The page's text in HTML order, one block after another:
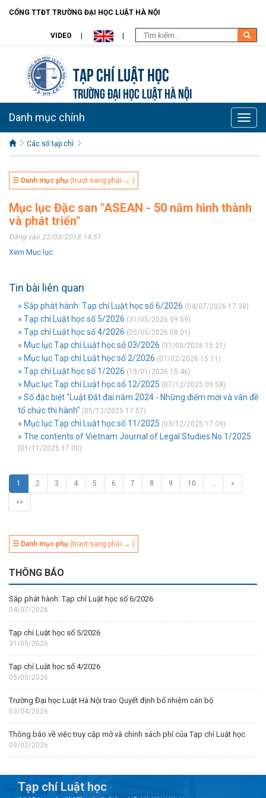
CỔNG TTĐT TRƯỜNG ĐẠI HỌC LUẬT HÀ NỘI
VIDEO
Tạp chí Luật học
TRƯỜNG ĐẠI HỌC LUẬT HÀ NỘI
Toggle
Danh mục chính
Các số tạp chí
☰ Danh mục phụ (trượt sang phải → )
Mục lục Đặc san "ASEAN - 50 năm hình thành
và phát triển"
Đăng vào 22/03/2018 14:51
Xem Mục lục
Tin bài liên quan
» Sắp phát hành: Tạp chí Luật học số 6/2026 (04/07/2026 17:38)
» Tạp chí Luật học số 5/2026 (31/05/2026 09:59)
» Tạp chí Luật học số 4/2026 (05/05/2026 08:01)
» Mục lục Tạp chí Luật học số 03/2026 (31/03/2026 15:21)
» Mục lục Tạp chí Luật học số 2/2026 (07/02/2026 15:11)
» Tạp chí Luật học số 1/2026 (15/01/2026 15:46)
» Mục lục Tạp chí Luật học số 12/2025 (07/12/2025 09:58)
» Số đặc biệt "Luật Đất đai năm 2024 - Những điểm mới và vấn đề
tổ chức thi hành" (05/12/2025 17:57)
» Mục lục Tạp chí Luật học số 11/2025 (03/12/2025 17:09)
» The contents of Vietnam Journal of Legal Studies No.1/2025
(01/11/2025 17:00)
1 2 3 4 5 6 7 8 9 10 … »
»»
☰ Danh mục phụ (trượt sang phải → )
THÔNG BÁO
Sắp phát hành: Tạp chí Luật học số 6/2026
04/07/2026
Tạp chí Luật học số 5/2026
31/05/2026
Tạp chí Luật học số 4/2026
05/05/2026
Trường Đại học Luật Hà Nội trao Quyết định bổ nhiệm cán bộ
03/04/2026
Thông báo về việc truy cập mở và chính sách phí của Tạp chí Luật học
09/02/2026
Tạp chí Luật học